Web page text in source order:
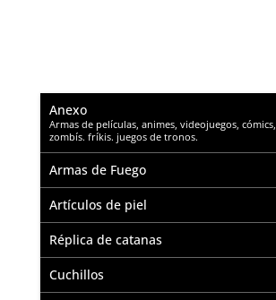
Anexo
–
Armas de películas, animes, videojuegos, cómics,
zombís. fríkis. juegos de tronos.
Armas de Fuego
Artículos de piel
Réplica de catanas
Cuchillos